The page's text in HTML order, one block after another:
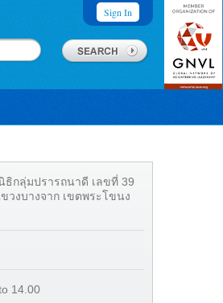
Sign In
ธิกลุ่มปรารถนาดี เลขที่ 39
วงบางจาก เขตพระโขนง
14.00